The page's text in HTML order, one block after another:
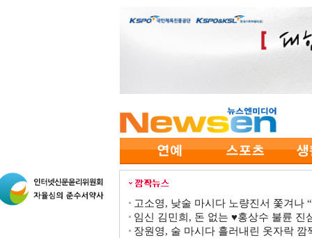
고소영, 낮술 마시다 노량진서 쫓겨나
임신 김민희, 돈 없는 ♥홍상수 불륜
장원영, 술 마시다 흘러내린 옷자락